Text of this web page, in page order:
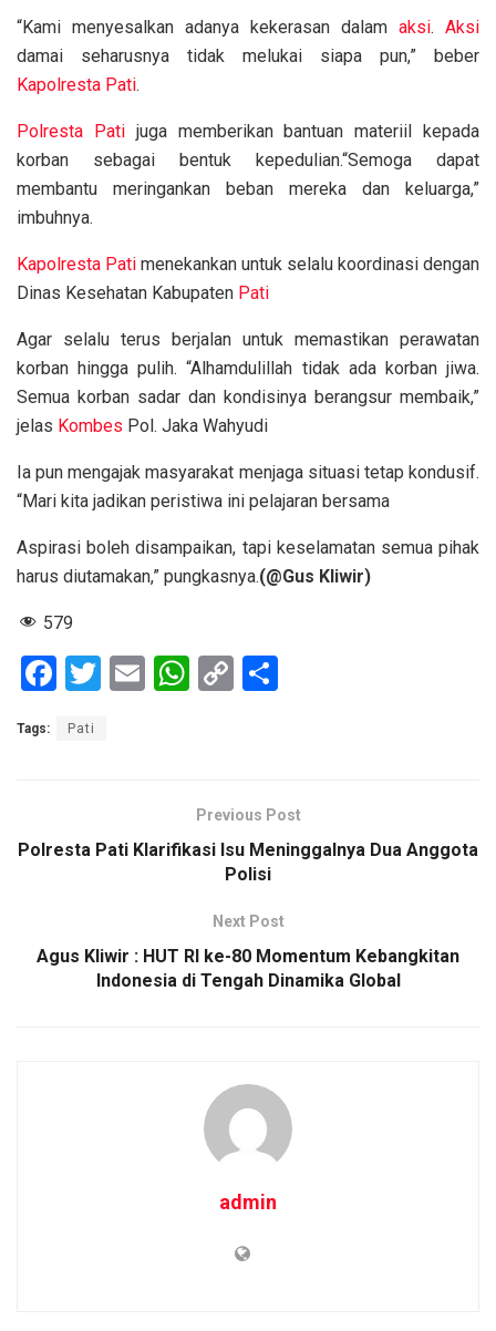
“Kami menyesalkan adanya kekerasan dalam aksi. Aksi
damai seharusnya tidak melukai siapa pun,” beber
Kapolresta Pati.
Polresta Patijuga memberikan bantuan materiil kepada
korban sebagai bentuk kepedulian.“Semoga dapat
membantu meringankan beban mereka dan keluarga,”
imbuhnya.
Kapolresta Pati menekankan untuk selalu koordinasi dengan
Dinas Kesehatan Kabupaten Pati
Agar selalu terus berjalan untuk memastikan perawatan
korban hingga pulih. “Alhamdulillah tidak ada korban jiwa.
Semua korban sadar dan kondisinya berangsur membaik,”
jelas Kombes Pol. Jaka Wahyudi
Ia pun mengajak masyarakat menjaga situasi tetap kondusif.
“Mari kita jadikan peristiwa ini pelajaran bersama
Aspirasi boleh disampaikan, tapi keselamatan semua pihak
harus diutamakan,” pungkasnya.(@Gus Kliwir)
579
F
ce
o
T
E
W
A
p
C
n
k
Tags: Pati
Previous Post
Polresta Pati Klarifikasi Isu Meninggalnya Dua Anggota
Polisi
Next Post
Agus Kliwir : HUT RI ke-80 Momentum Kebangkitan
Indonesia di Tengah Dinamika Global
admin